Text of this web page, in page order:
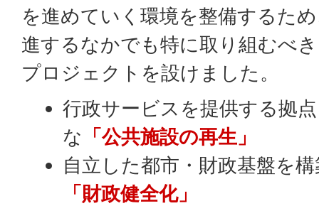
を進めていく環境を整備するた
進するなかでも特に取り組むべ
プロジェクトを設けました。
行政サービスを提供する拠
な 「公共施設の再生」
自立した都市・財政基盤を
「財政健全化」